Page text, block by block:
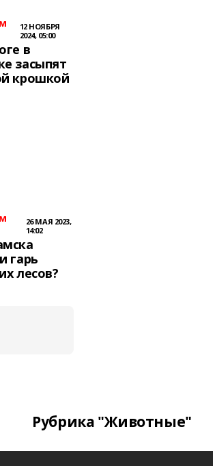
12 НОЯБРЯ
2024, 05:00
в
засыпят
крошкой
26 МАЯ 2023,
14:02
гарь
лесов?
Рубрика "Животные"